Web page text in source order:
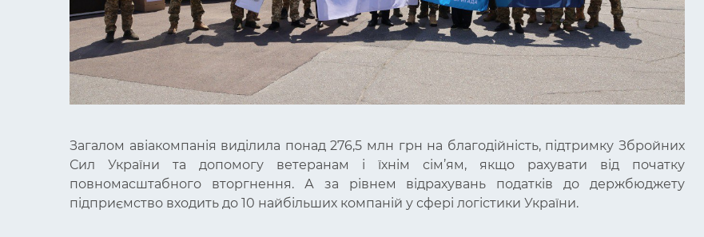
Загалом авіакомпанія виділила понад 276,5 млн грн на благодійність, підтримку Збройних
Сил України та допомогу ветеранам і їхнім сім’ям, якщо рахувати від початку
повномасштабного вторгнення. А за рівнем відрахувань податків до держбюджету
підприємство входить до 10 найбільших компаній у сфері логістики України.